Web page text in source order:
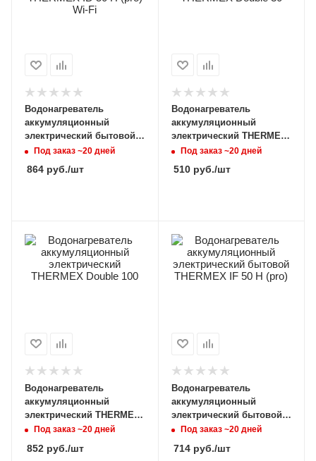
Водонагреватель
аккумуляционный
электрический бытовой
THERMEX ID 50 H (pro) Wi-
Под заказ ~20 дней
864 руб./шт
Водонагреватель
аккумуляционный
электрический THERMEX
Double 30
Под заказ ~20 дней
510руб./шт
Водонагреватель
аккумуляционный
электрический THERMEX
Double 100
Под заказ ~20 дней
852 руб./шт
Водонагреватель
аккумуляционный
электрический бытовой
THERMEX IF 50 H (pro)
Под заказ ~20 дней
714руб./шт